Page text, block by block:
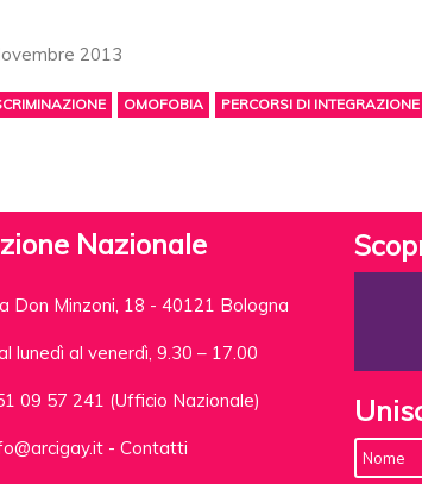
2013
OMOFOBIA PERCORSI DI INTEGRAZIONE
Nazionale
Don Minzoni, 18 - 40121 Bologna
lunedì al venerdì, 9.30 – 17.00
09 57 241 (Ufficio Nazionale)
- Contatti